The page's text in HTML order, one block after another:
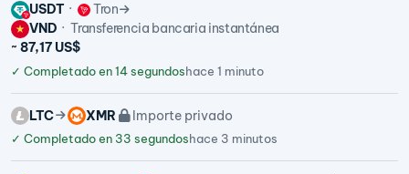
USDT
Tron
VND
Transferencia bancaria instantánea
~ 87,17 US$
✓ Completado en 14 segundoshace 1 minuto
LTC XMR Importe privado
✓ Completado en 33 segundoshace 3 minutos